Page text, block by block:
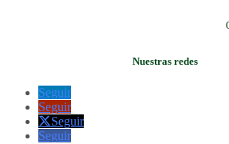
Nuestras redes
Seguir
Seguir
Seguir
Seguir